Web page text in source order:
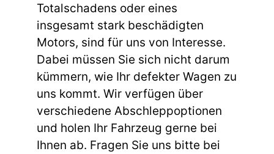
Totalschadens oder eines
insgesamt stark beschädigten
Motors, sind für uns von Interesse.
Dabei müssen Sie sich nicht darum
kümmern, wie Ihr defekter Wagen zu
uns kommt. Wir verfügen über
verschiedene Abschleppoptionen
und holen Ihr Fahrzeug gerne bei
Ihnen ab. Fragen Sie uns bitte bei